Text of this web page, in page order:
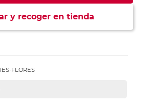
y recoger en tienda
FLORES